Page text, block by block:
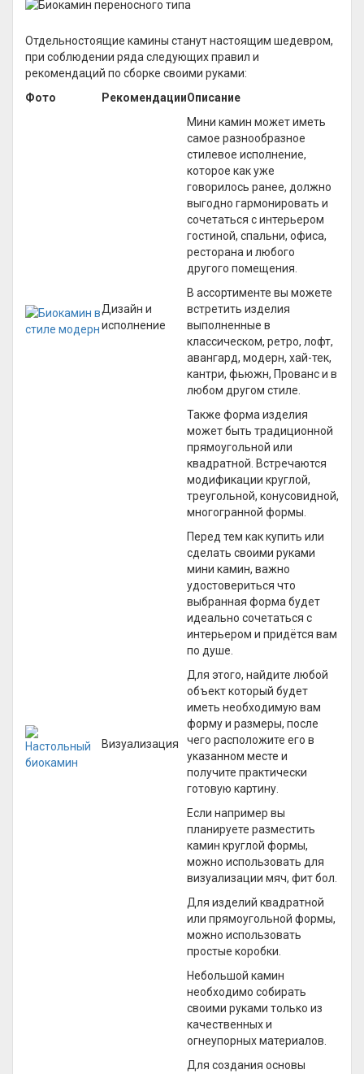
Отдельностоящие камины станут настоящим шедевром,
при соблюдении ряда следующих правил и
рекомендаций по сборке своими руками:
Фото
РекомендацииОписание
Дизайн и
исполнение
Мини камин может иметь
самое разнообразное
стилевое исполнение,
которое как уже
говорилось ранее, должно
выгодно гармонировать и
сочетаться с интерьером
гостиной, спальни, офиса,
ресторана и любого
другого помещения.
В ассортименте вы можете
встретить изделия
выполненные в
классическом, ретро, лофт,
авангард, модерн, хай-тек,
кантри, фьюжн, Прованс и в
любом другом стиле.
Также форма изделия
может быть традиционной
прямоугольной или
квадратной. Встречаются
модификации круглой,
треугольной, конусовидной,
многогранной формы.
Визуализация
Перед тем как купить или
сделать своими руками
мини камин, важно
удостовериться что
выбранная форма будет
идеально сочетаться с
интерьером и придётся вам
по душе.
Для этого, найдите любой
объект который будет
иметь необходимую вам
форму и размеры, после
чего расположите его в
указанном месте и
получите практически
готовую картину.
Если например вы
планируете разместить
камин круглой формы,
можно использовать для
визуализации мяч, фит бол.
Для изделий квадратной
или прямоугольной формы,
можно использовать
простые коробки.
Небольшой камин
необходимо собирать
своими руками только из
качественных и
огнеупорных материалов.
Для создания основы